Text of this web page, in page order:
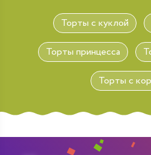
Торты с куклой
Торты принцесса
Торты с